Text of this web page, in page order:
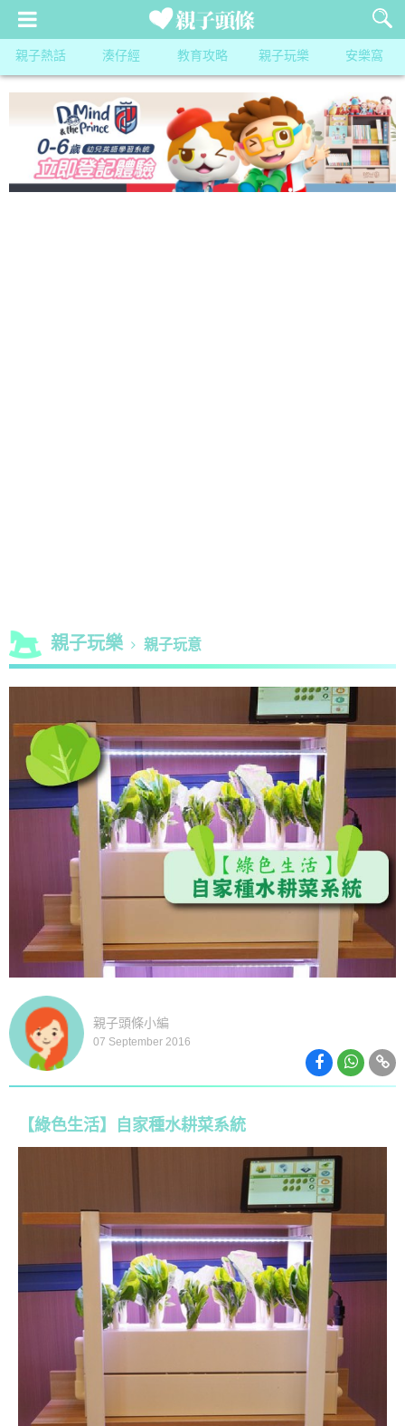
親子熱話 湊仔經 教育攻略 親子玩樂 安樂窩
親子玩樂 親子玩意
親子頭條小編
07 September 2016
【綠色生活】自家種水耕菜系統